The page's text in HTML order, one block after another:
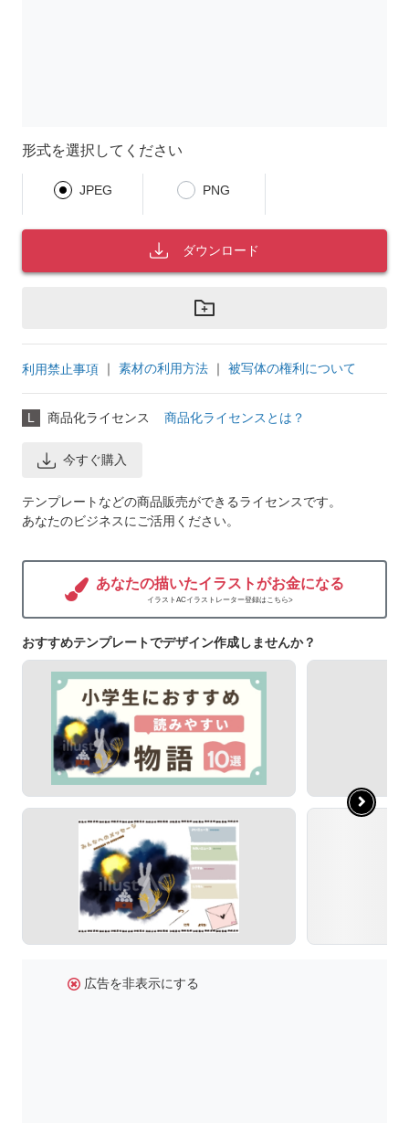
形式を選択してください
JPEG PNG
ダウンロード
利用禁止事項 ｜ 素材の利用方法 ｜ 被写体の権利について
L 商品化ライセンス 商品化ライセンスとは？
今すぐ購入
テンプレートなどの商品販売ができるライセンスです。
あなたのビジネスにご活用ください。
あなたの描いたイラストがお金になる
イラストACイラストレーター登録はこちら>
おすすめテンプレートでデザイン作成しませんか？
広告を非表示にする